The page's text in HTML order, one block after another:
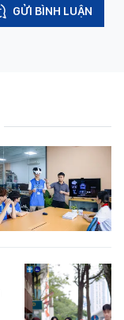
GỬI BÌNH LUẬN